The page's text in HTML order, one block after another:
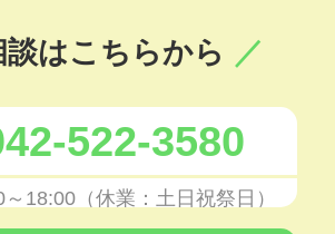
談はこちらから
522-3580
18:00（休業：土日祝祭日）